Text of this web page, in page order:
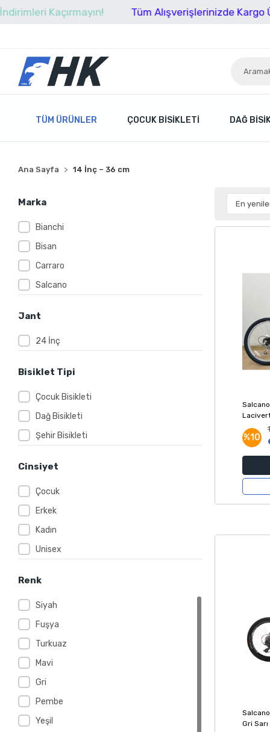
Tüm Alışverişlerinizde Kargo Ücretsiz!
TÜM ÜRÜNLER ÇOCUK BISIKLETI DAĞ
Ana Sayfa 14 İnç – 36 cm
Marka
Bianchi
Bisan
Carraro
Salcano
Jant
24 İnç
Bisiklet Tipi
Çocuk Bisikleti
Dağ Bisikleti
Şehir Bisikleti
Cinsiyet
Çocuk
Erkek
Kadın
Unisex
Renk
Siyah
Fuşya
Turkuaz
Mavi
Gri
Pembe
Yeşil
Kadro
%10
Gri